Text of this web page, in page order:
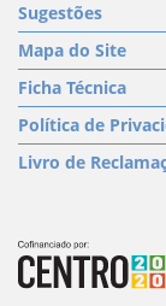
Sugestões
Mapa do Site
Ficha Técnica
Política de
Livro de